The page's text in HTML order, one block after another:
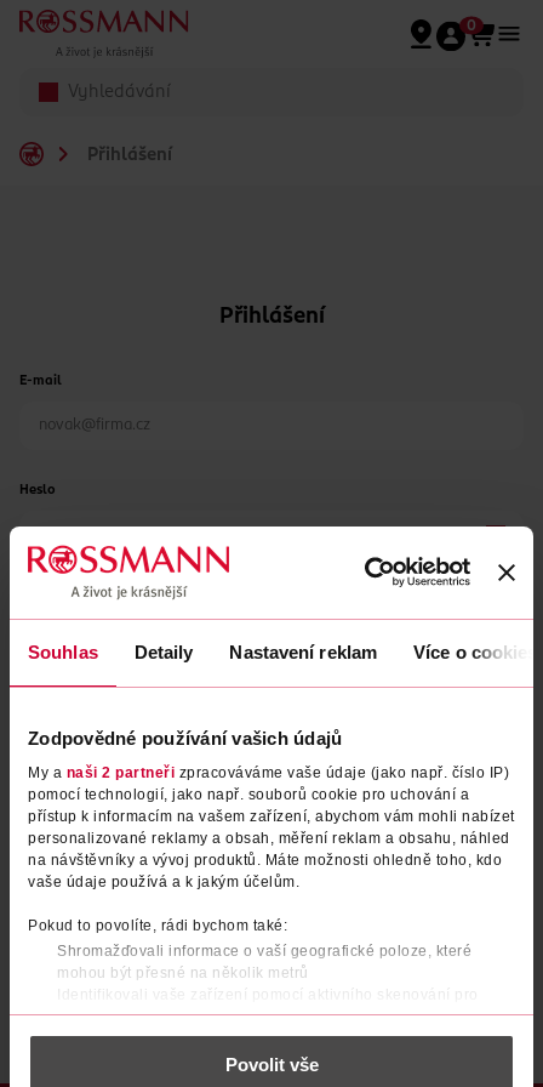
Souhlas Detaily Nastavení reklam Více o cookies
Zodpovědné používání vašich údajů
My a naši 2 partneři zpracováváme vaše údaje (jako např. číslo IP)
pomocí technologií, jako např. souborů cookie pro uchování a
přístup k informacím na vašem zařízení, abychom vám mohli nabízet
personalizované reklamy a obsah, měření reklam a obsahu, náhled
na návštěvníky a vývoj produktů. Máte možnosti ohledně toho, kdo
vaše údaje používá a k jakým účelům.
Pokud to povolíte, rádi bychom také:
Shromažďovali informace o vaší geografické poloze, které
mohou být přesné na několik metrů
Identifikovali vaše zařízení pomocí aktivního skenování pro
konkrétní charakteristiky (otisk prstu)
Zjistěte více o tom, jak zpracováváme vaše osobní údaje, a nastavte
části s podrobnostmi . Svůj souhlas můžete kdykoliv
Povolit vše
Přeskočit na hlavmní obsah
0
Přihlášení
Přihlášení
E-mail
Heslo
Zapomenuté heslo
PŘIHLÁSIT SE
Po registraci se stáváte členem ROSSMANN CLUBu a můžete čerpat výhody naplno. Zjistit více